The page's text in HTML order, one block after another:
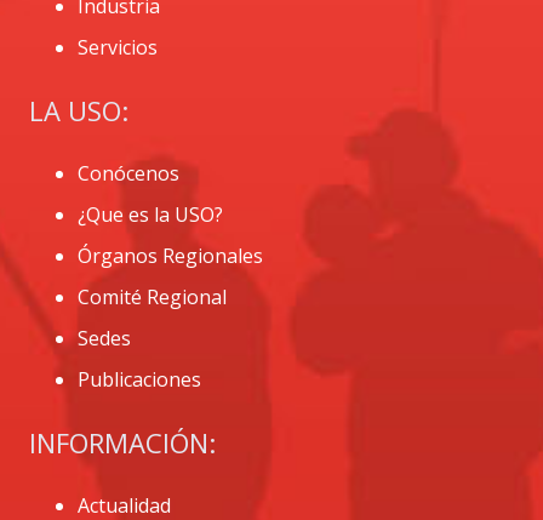
Industria
Servicios
LA USO:
Conócenos
¿Que es la USO?
Órganos Regionales
Comité Regional
Sedes
Publicaciones
INFORMACIÓN:
Actualidad